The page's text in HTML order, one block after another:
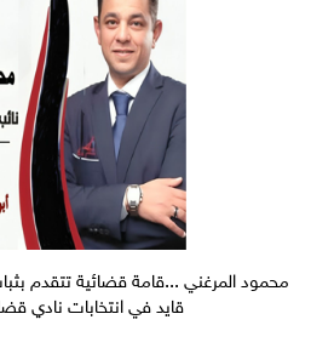
محمود المرغني ...قامة قضائية تتقدم
قايد في انتخابات نادي قضاه